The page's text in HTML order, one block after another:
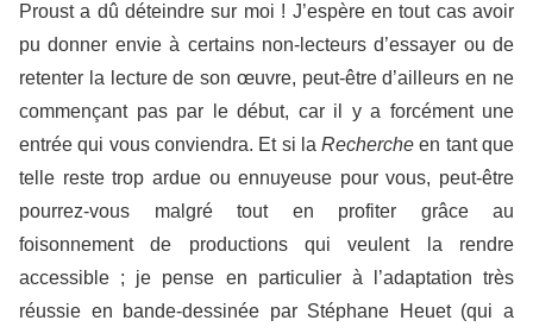
Proust a dû déteindre sur moi ! J’espère en tout cas avoir
pu donner envie à certains non-lecteurs d’essayer ou de
retenter la lecture de son œuvre, peut-être d’ailleurs en ne
commençant pas par le début, car il y a forcément une
entrée qui vous conviendra. Et si laRecherche en tant que
telle reste trop ardue ou ennuyeuse pour vous, peut-être
pourrez-vous malgré tout en profiter grâce au
foisonnement de productions qui veulent la rendre
accessible ; je pense en particulier à l’adaptation très
réussie en bande-dessinée par Stéphane Heuet (qui a